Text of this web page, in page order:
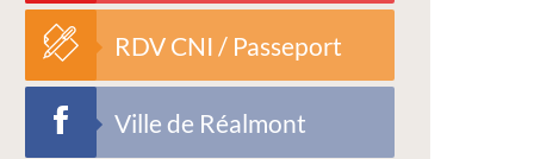
RDV CNI / Passeport
Ville de Réalmont